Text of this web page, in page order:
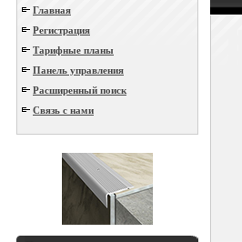
Главная
Регистрация
Тарифные планы
Панель управления
Расширенный поиск
Связь с нами